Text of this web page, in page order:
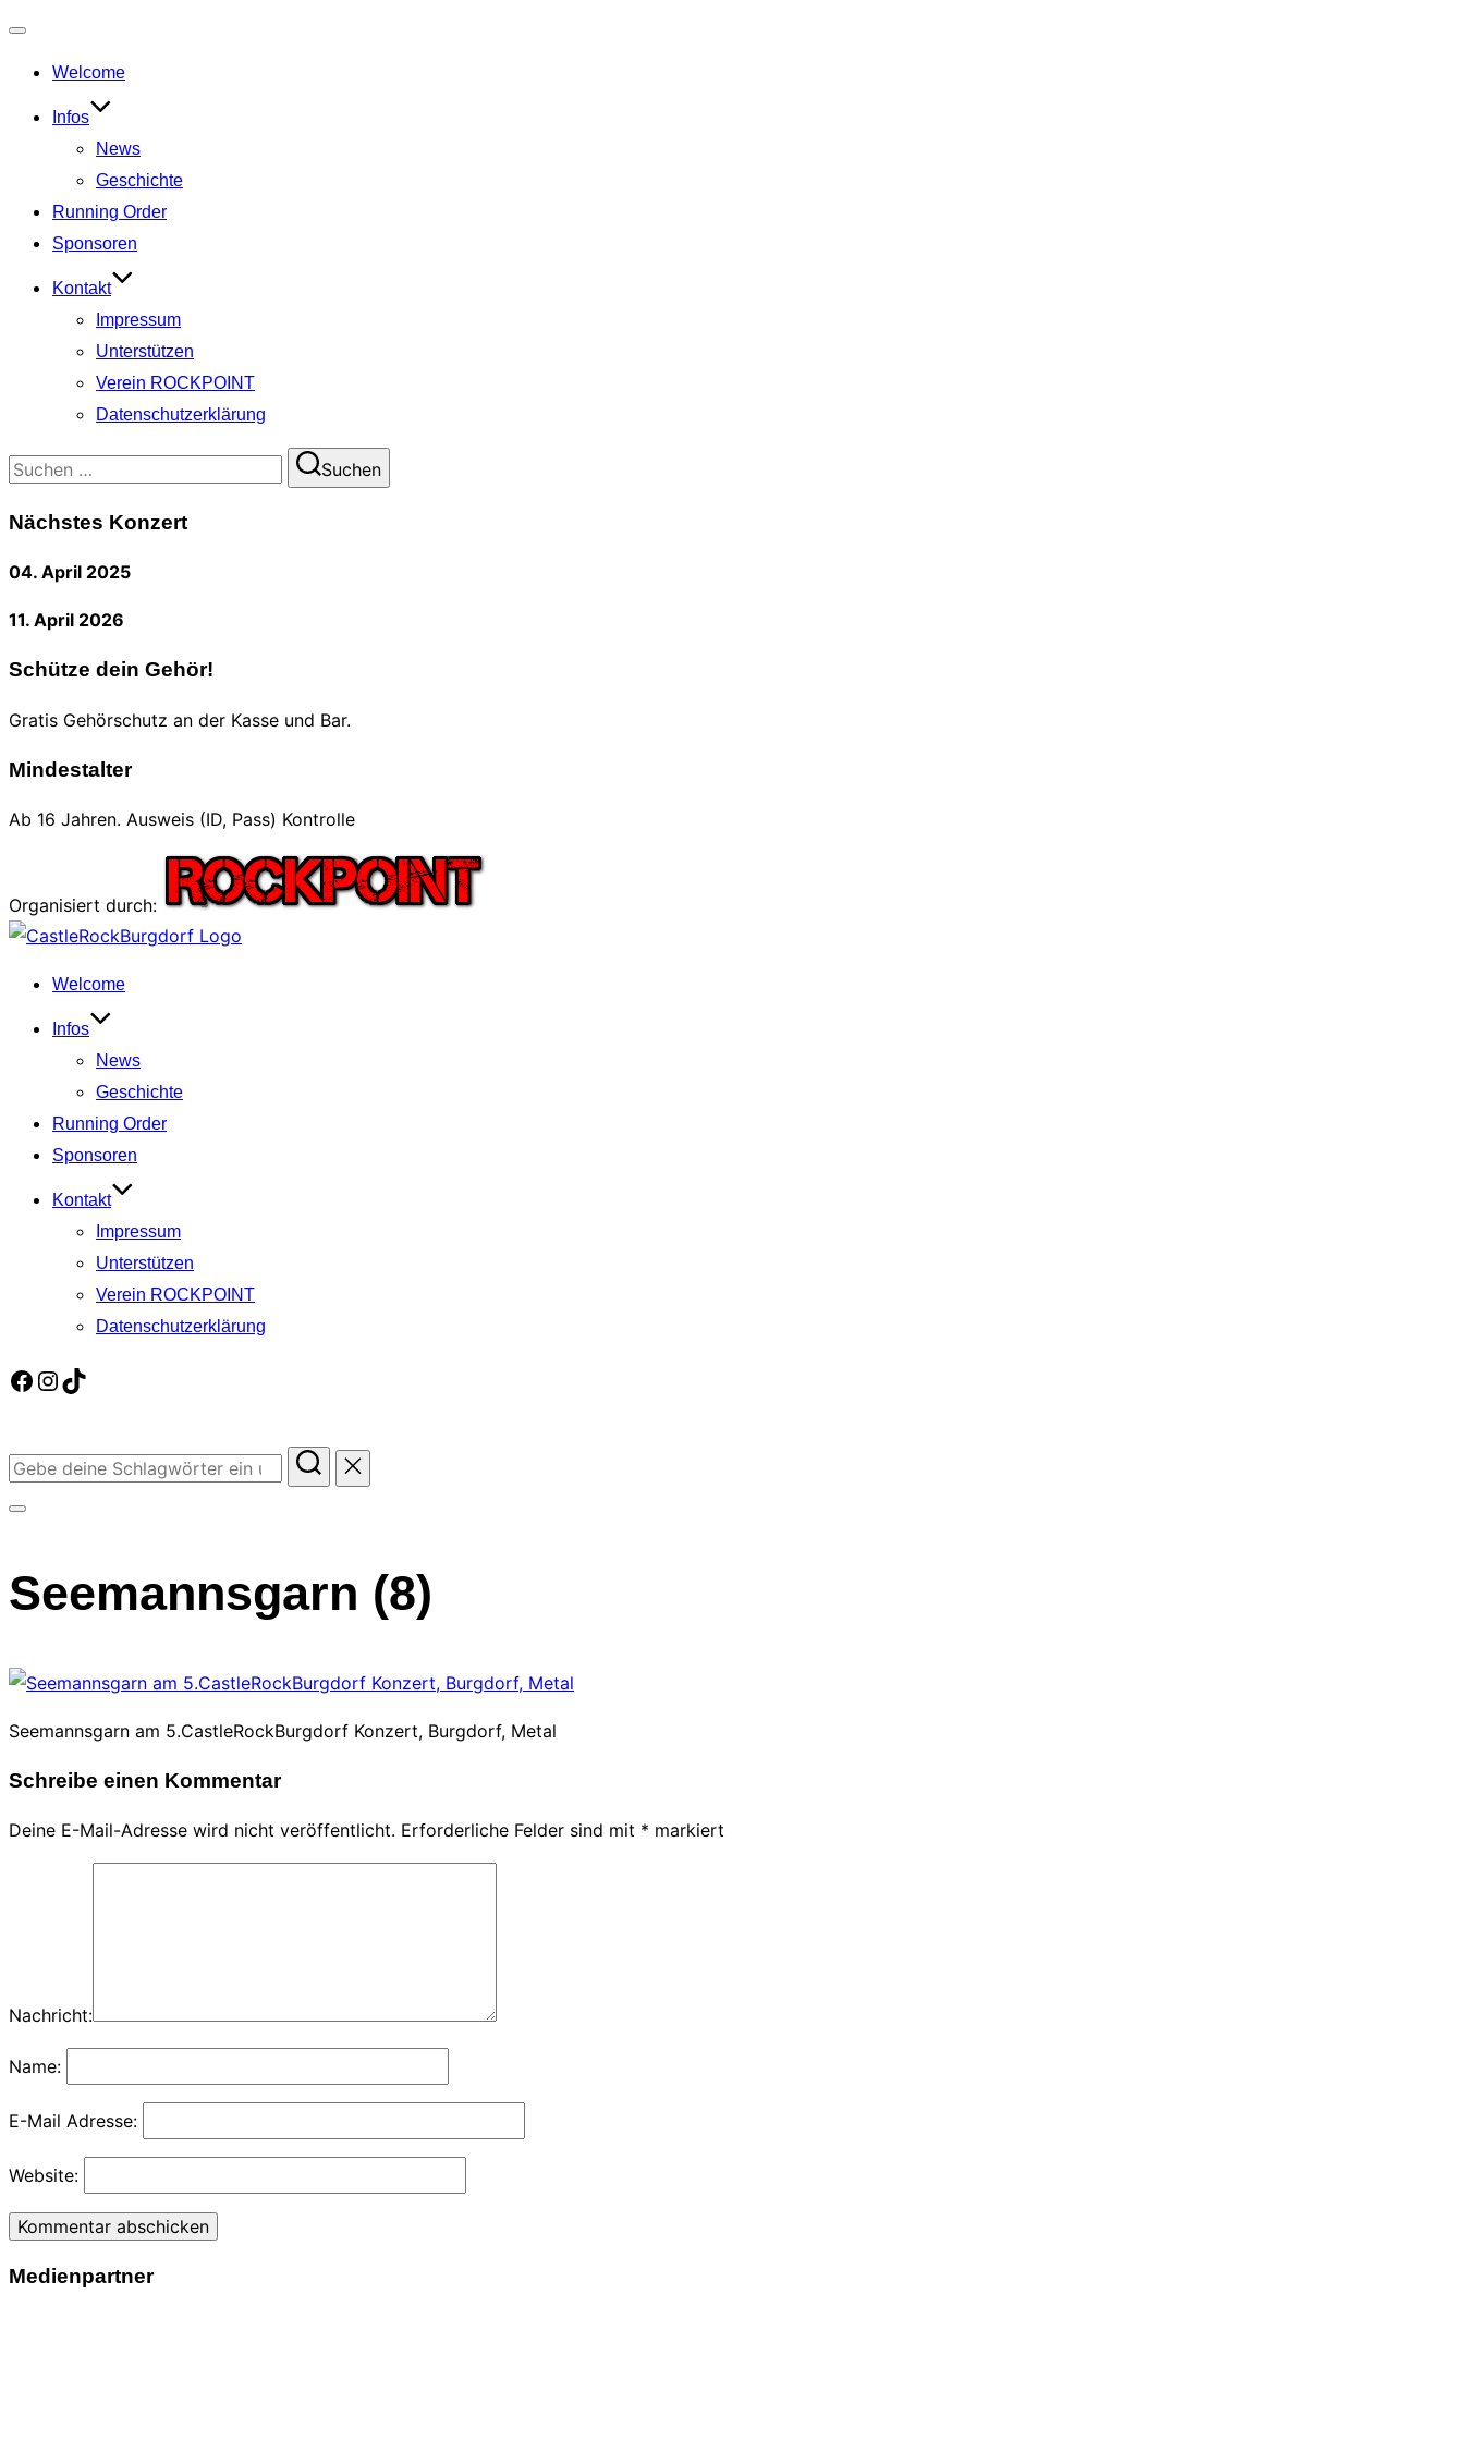
umschalten
Welcome
Infos
News
Geschichte
Running Order
Sponsoren
Kontakt
Impressum
Unterstützen
Verein ROCKPOINT
Datenschutzerklärung
Suchen
Suchen
Nächstes Konzert
04. April 2025
11. April 2026
Schütze dein Gehör!
Gratis Gehörschutz an der Kasse und Bar.
Mindestalter
Ab 16 Jahren. Ausweis (ID, Pass) Kontrolle
Organisiert durch:
Zum
springen
Welcome
Infos
News
Geschichte
Running Order
Sponsoren
Kontakt
Impressum
Unterstützen
Verein ROCKPOINT
Datenschutzerklärung
Facebook
Instagram
TikTok
Suchen
Navigation
umschalten
Seemannsgarn (8)
Seemannsgarn am 5.CastleRockBurgdorf Konzert, Burgdorf, Metal
Schreibe einen Kommentar
Deine E-Mail-Adresse wird nicht veröffentlicht. Erforderliche Felder sind mit * markiert
Nachricht:
Name:
E-Mail Adresse:
Website:
Medienpartner